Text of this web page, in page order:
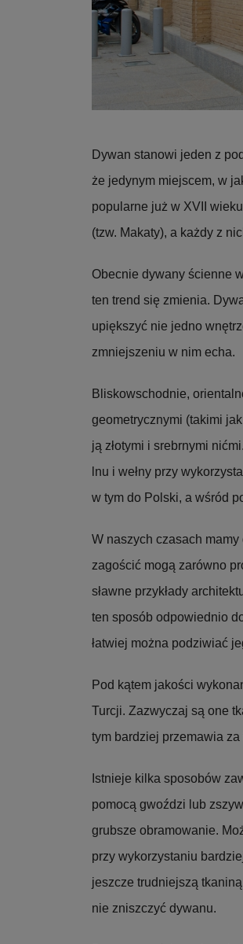
Dywan stanowi jeden z
że jedynym miejscem, w
popularne już w XVII
(tzw. Makaty), a każdy z
Obecnie dywany ścienne
ten trend się zmienia.
upiększyć nie jedno
zmniejszeniu w nim echa.
Bliskowschodnie,
geometrycznymi (takimi
ją złotymi i srebrnymi
lnu i wełny przy
w tym do Polski, a wśród
W naszych czasach
zagościć mogą zarówno
sławne przykłady
ten sposób odpowiednio
łatwiej można podziwiać
Pod kątem jakości
Turcji. Zazwyczaj są one
tym bardziej przemawia
Istnieje kilka sposobów
pomocą gwoździ lub
grubsze obramowanie.
przy wykorzystaniu
jeszcze trudniejszą
nie zniszczyć dywanu.